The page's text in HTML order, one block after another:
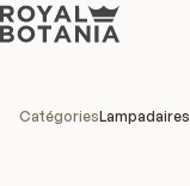
CatégoriesLampadaires